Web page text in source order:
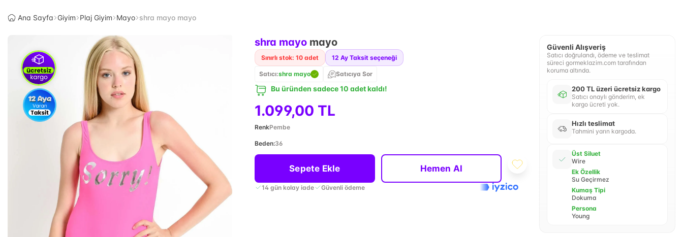
Ana Sayfa Giyim Plaj Giyim Mayo shra mayo mayo
shra mayo mayo
Sınırlı stok: 10 adet 12 Ay Taksit seçeneği
Satıcı:shra mayo Satıcıya Sor
Bu üründen sadece 10 adet kaldı!
1.099,00 TL
RenkPembe
Beden:36
Sepete Ekle Hemen Al
14 gün kolay iade Güvenli ödeme
Güvenli Alışveriş
Satıcı doğrulandı, ödeme ve teslimat
süreci gormeklazim.com tarafından
koruma altında.
200 TL üzeri ücretsiz kargo
Satıcı onaylı gönderim, ek
kargo ücreti yok.
Hızlı teslimat
Tahmini yarın kargoda.
Üst Siluet
Wire
Ek Özellik
Su Geçirmez
Kumaş Tipi
Dokuma
Persona
Young